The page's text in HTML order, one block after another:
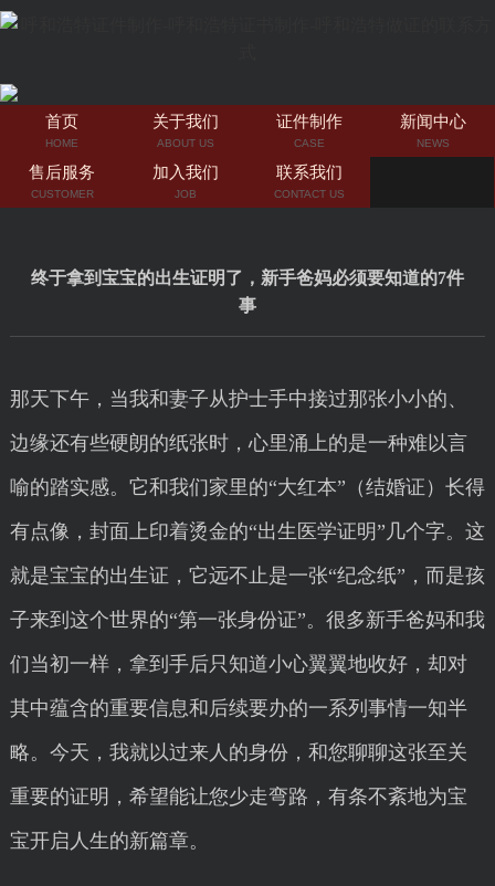
首页
HOME
关于我们
ABOUT US
证件制作
CASE
新闻中心
NEWS
售后服务
CUSTOMER
加入我们
JOB
联系我们
CONTACT US
终于拿到宝宝的出生证明了，新手爸妈必须要知道的7件
事
那天下午，当我和妻子从护士手中接过那张小小的、
边缘还有些硬朗的纸张时，心里涌上的是一种难以言
喻的踏实感。它和我们家里的“大红本”（结婚证）长得
有点像，封面上印着烫金的“出生医学证明”几个字。这
就是宝宝的出生证，它远不止是一张“纪念纸”，而是孩
子来到这个世界的“第一张身份证”。很多新手爸妈和我
们当初一样，拿到手后只知道小心翼翼地收好，却对
其中蕴含的重要信息和后续要办的一系列事情一知半
略。今天，我就以过来人的身份，和您聊聊这张至关
重要的证明，希望能让您少走弯路，有条不紊地为宝
宝开启人生的新篇章。